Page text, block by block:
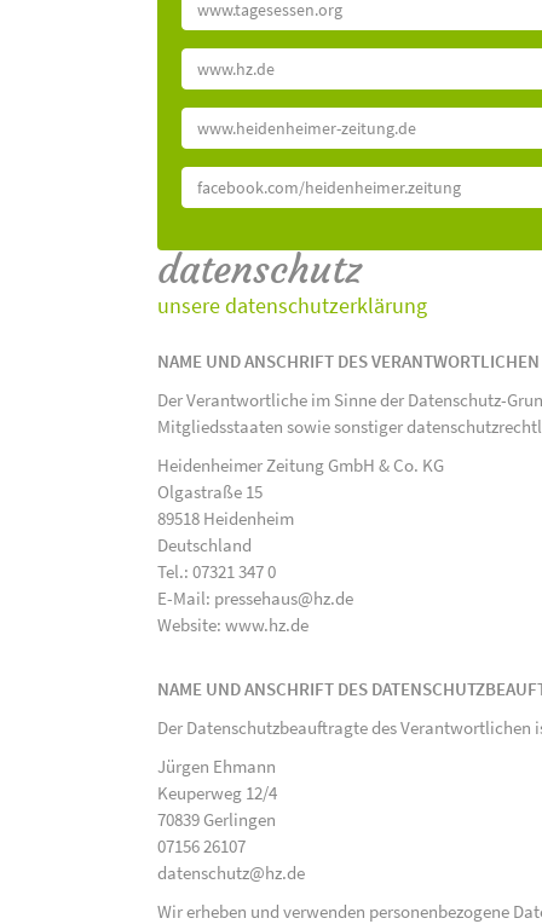
www.tagesessen.org
www.hz.de
www.heidenheimer-zeitung.de
facebook.com/heidenheimer.zeitung
datenschutz
unsere datenschutzerklärung
NAME UND ANSCHRIFT DES VERANTWORTLICHEN
Der Verantwortliche im Sinne der Datenschutz-
Mitgliedsstaaten sowie sonstiger
Heidenheimer Zeitung GmbH & Co. KG
Olgastraße 15
89518 Heidenheim
Deutschland
Tel.: 07321 347 0
E-Mail: pressehaus@hz.de
Website: www.hz.de
NAME UND ANSCHRIFT DES
Der Datenschutzbeauftragte des Verantwortlichen
Jürgen Ehmann
Keuperweg 12/4
70839 Gerlingen
07156 26107
datenschutz@hz.de
Wir erheben und verwenden personenbezogene